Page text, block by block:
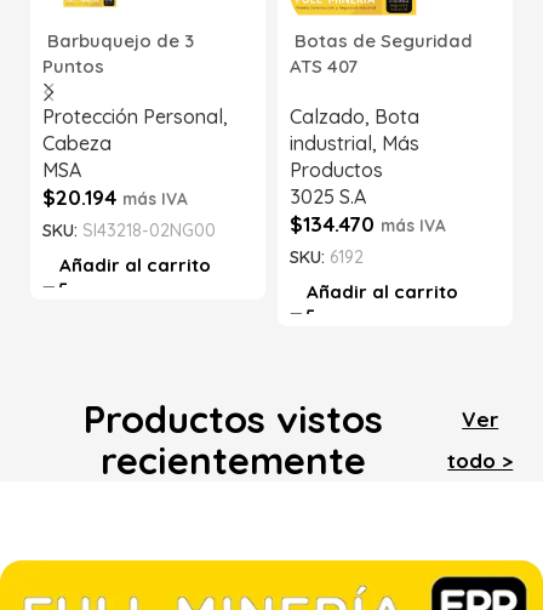
Barbuquejo de 3
Puntos
Protección Personal,
Cabeza
MSA
$20.194 más IVA
SKU: SI43218-02NG00
Añadir al carrito
Botas de Seguridad
ATS 407
Calzado, Bota
industrial, Más
Productos
3025 S.A
$134.470 más IVA
SKU: 6192
Añadir al carrito
Productos vistos
recientemente
Ver
todo >